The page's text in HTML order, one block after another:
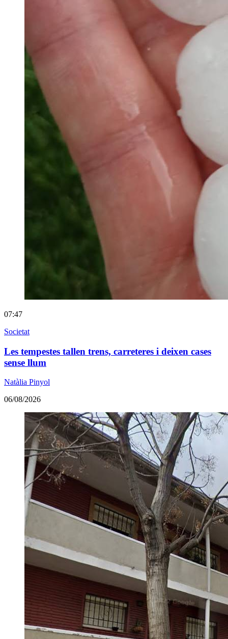
07:47
Societat
Les tempestes tallen trens, carreteres i deixen cases
sense llum
Natàlia Pinyol
06/08/2026